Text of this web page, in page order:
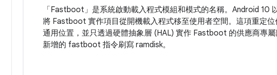
「Fastboot」 是系統啟動載入程式模組和模式的名稱。Android 10
將 Fastboot 實作項目從開機載入程式移至使用者空間。這項重定
通用位置，並只透過硬體抽象層 (HAL) 實作 Fastboot 的供應商專
新增的 fastboot 指令刷寫 ramdisk。